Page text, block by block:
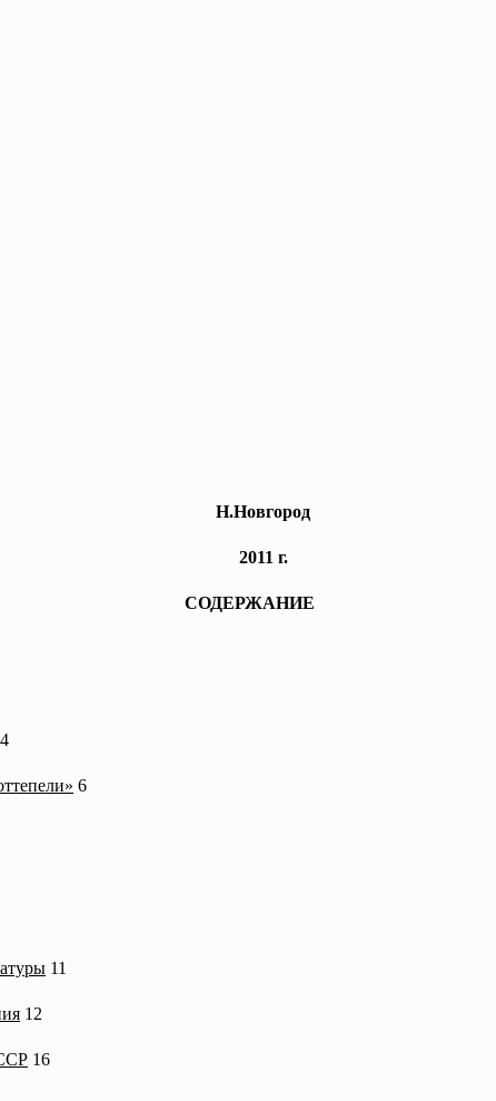
Н.Новгород
2011 г.
СОДЕРЖАНИЕ
4
6
11
12
16